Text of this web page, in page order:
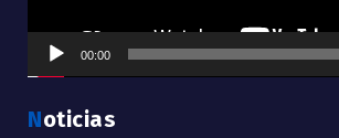
00:00
Noticias